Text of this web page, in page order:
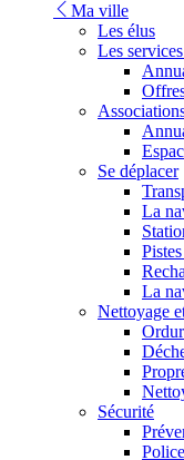
Ma ville
Les élus
Les
Se déplacer
La
La
Nettoyage
Sécurité